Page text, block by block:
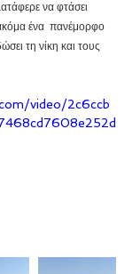
να φτάσει
ακόμα ένα  πανέμορφο
τη νίκη και τους
video/2c6ccb